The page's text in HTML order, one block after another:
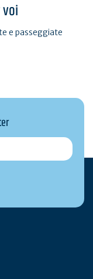
e passeggiate